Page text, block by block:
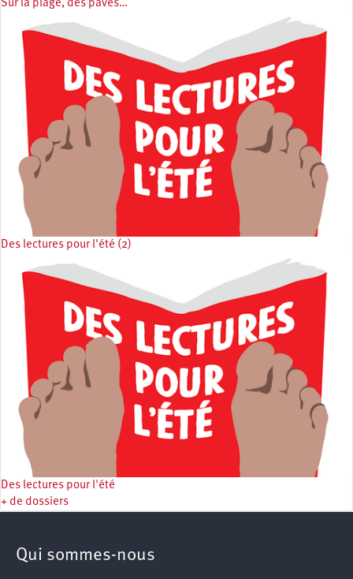
Sur la plage, des pavés…
Des lectures pour l'été (2)
Des lectures pour l'été
+ de dossiers
Qui sommes-nous